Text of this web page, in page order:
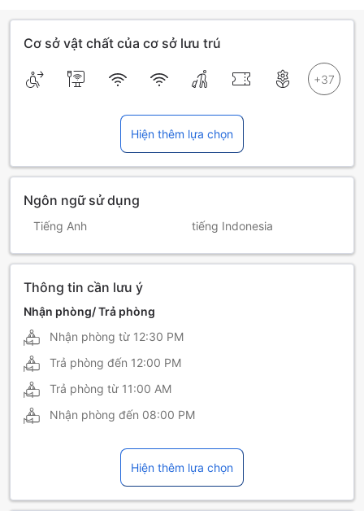
Cơ sở vật chất của cơ sở lưu trú
Hiện thêm lựa chọn
Ngôn ngữ sử dụng
Tiếng Anh tiếng Indonesia
Thông tin cần lưu ý
Nhận phòng/ Trả phòng
Nhận phòng từ 12:30 PM
Trả phòng đến 12:00 PM
Trả phòng từ 11:00 AM
Nhận phòng đến 08:00 PM
Hiện thêm lựa chọn